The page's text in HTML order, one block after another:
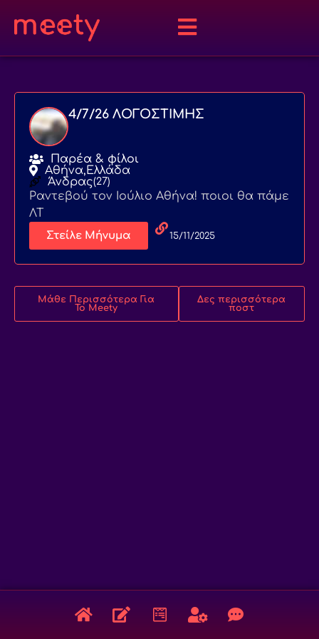
4/7/26 ΛΟΓΟΣΤΙΜΗΣ
Παρέα & φίλοι
Αθήνα,Ελλάδα
Άνδρας(27)
Ραντεβού τον Ιούλιο Αθήνα! ποιοι θα πάμε
ΛΤ
Στείλε Μήνυμα 15/11/2025
Μάθε Περισσότερα Για
Το Meety
Δες περισσότερα
ποστ